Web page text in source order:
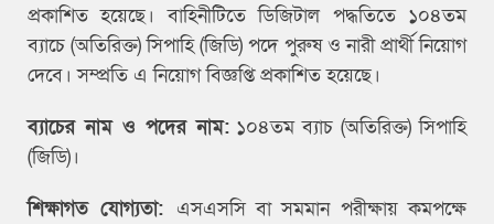
প্রকাশিত হয়েছে। বাহিনীটিতে ডিজিটাল পদ্ধতিতে ১০৪তম
ব্যাচে (অতিরিক্ত) সিপাহি (জিডি) পদে পুরুষ ও নারী প্রার্থী নিয়োগ
দেবে। সম্প্রতি এ নিয়োগ বিজ্ঞপ্তি প্রকাশিত হয়েছে।
ব্যাচের নাম ও পদের নাম:১০৪তম ব্যাচ (অতিরিক্ত) সিপাহি
(জিডি)।
শিক্ষাগত যোগ্যতা: এসএসসি বা সমমান পরীক্ষায় কমপক্ষে